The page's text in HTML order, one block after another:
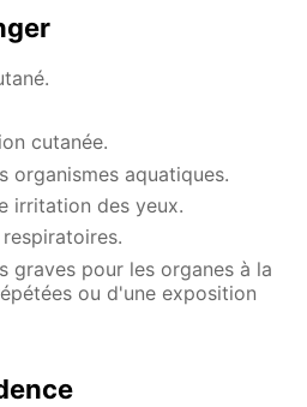
cutanée.
organismes aquatiques.
irritation des yeux.
graves pour les organes à la
ou d'une exposition